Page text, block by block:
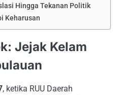
Hingga Tekanan Politik
Keharusan
Jejak Kelam
, ketika RUU Daerah